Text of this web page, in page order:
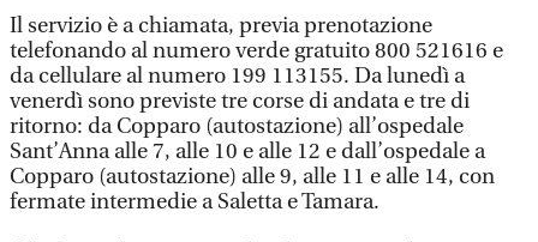
Il servizio è a chiamata, previa prenotazione
telefonando al numero verde gratuito 800 521616 e
da cellulare al numero 199 113155. Da lunedì a
venerdì sono previste tre corse di andata e tre di
ritorno: da Copparo (autostazione) all’ospedale
Sant’Anna alle 7, alle 10 e alle 12 e dall’ospedale a
Copparo (autostazione) alle 9, alle 11 e alle 14, con
fermate intermedie a Saletta e Tamara.